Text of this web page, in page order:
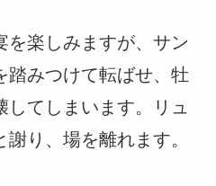
を楽しみますが、サン
踏みつけて転ばせ、牡
してしまいます。リュ
り、場を離れます。